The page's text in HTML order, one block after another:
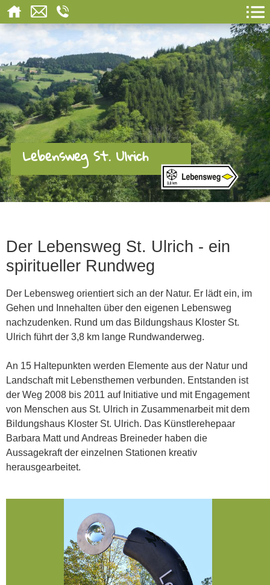
Lebensweg St. Ulrich
Der Lebensweg St. Ulrich - ein
spiritueller Rundweg
Der Lebensweg orientiert sich an der Natur. Er lädt ein, im
Gehen und Innehalten über den eigenen Lebensweg
nachzudenken. Rund um das Bildungshaus Kloster St.
Ulrich führt der 3,8 km lange Rundwanderweg.
An 15 Haltepunkten werden Elemente aus der Natur und
Landschaft mit Lebensthemen verbunden. Entstanden ist
der Weg 2008 bis 2011 auf Initiative und mit Engagement
von Menschen aus St. Ulrich in Zusammenarbeit mit dem
Bildungshaus Kloster St. Ulrich. Das Künstlerehepaar
Barbara Matt und Andreas Breineder haben die
Aussagekraft der einzelnen Stationen kreativ
herausgearbeitet.